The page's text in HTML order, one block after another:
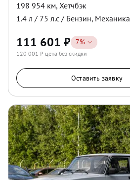
198 954 км, Хетчбэк
1.4 л / 75 л.с / Бензин, Механика
111 601 ₽ -7%
120 001 ₽ цена без скидки
Оставить заявку